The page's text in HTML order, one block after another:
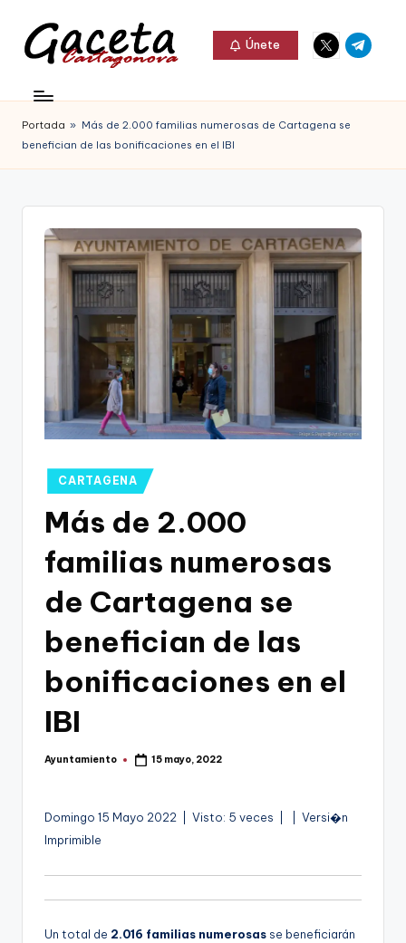
Saltar
contenido
c
e
t
Gaceta
Cartagonova,
La
que
informa
Cartagena,
Cartagena,
Únete
Elemento
del
Elemento
del
Portada » Más de 2.000 familias numerosas de Cartagena se
benefician de las bonificaciones en el IBI
Publicado
en
CARTAGENA
Más de 2.000
familias numerosas
de Cartagena se
benefician de las
bonificaciones en el
IBI
Publicado
Ayuntamiento 15 mayo, 2022
Domingo 15 Mayo 2022 | Visto: 5 veces |
| Versi�n
Imprimible
Un total de 2.016 familias numerosas se beneficiarán